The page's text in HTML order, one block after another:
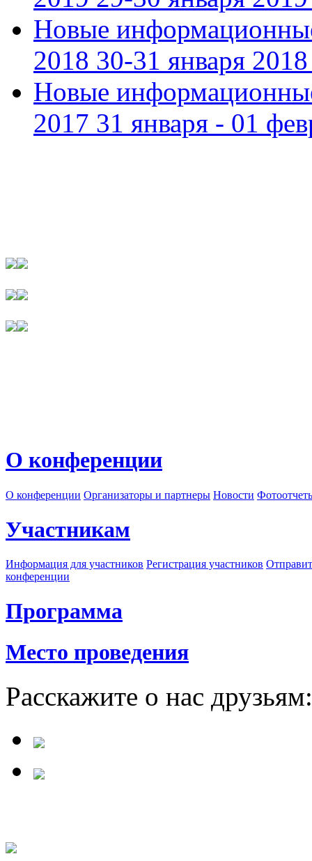
Новые
2018 30-31 января 2018
Новые
2017 31 января - 01
О конференции
О конференции Организаторы и партнеры Новости
Участникам
Информация для участников Регистрация участников
конференции
Программа
Место проведения
Расскажите о нас друзьям: